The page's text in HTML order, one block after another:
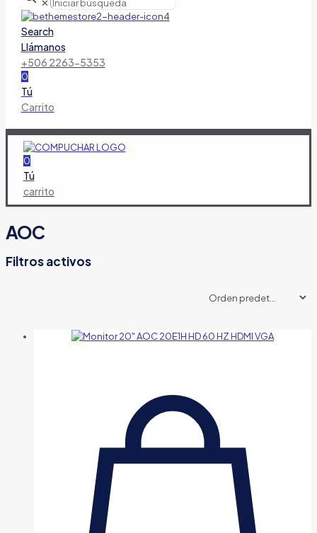
✕
Search
Llámanos
+506 2263-5353
0
Tú
Carrito
0
Tú
carrito
AOC
Filtros activos